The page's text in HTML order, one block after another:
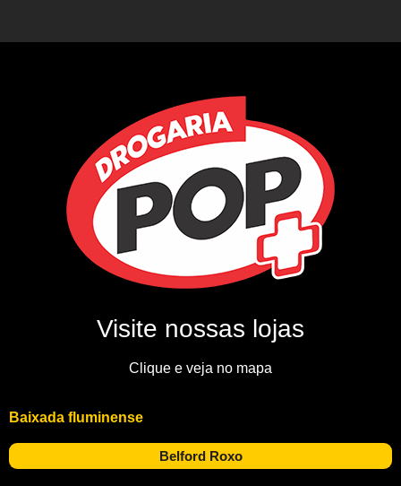
Visite nossas lojas
Clique e veja no mapa
Baixada fluminense
Belford Roxo